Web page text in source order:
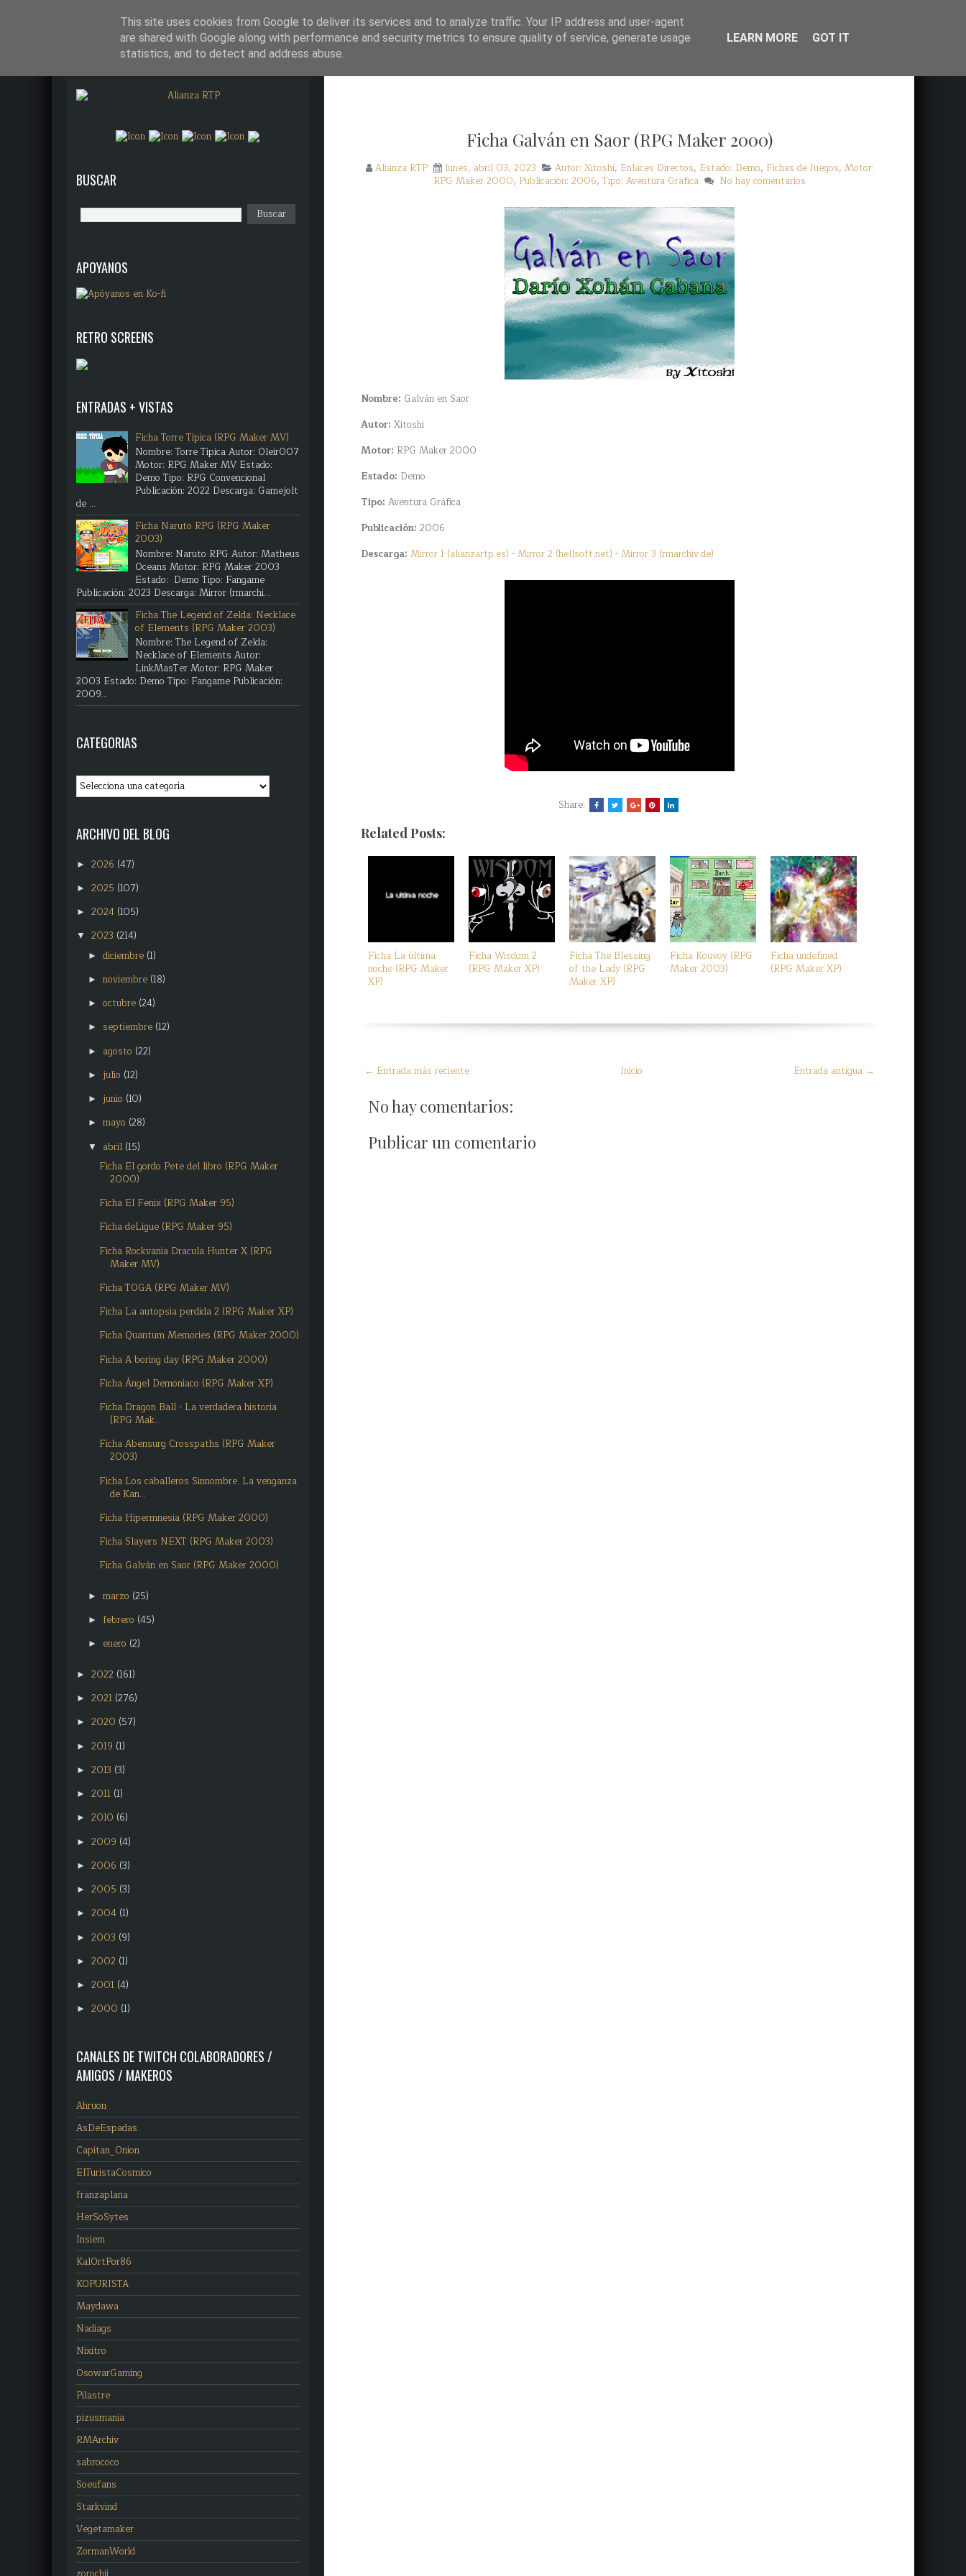
Ficha Galván en Saor (RPG Maker 2000)
Alianza RTP lunes, abril 03, 2023 Autor: Xitoshi, Enlaces Directos, Estado: Demo, Fichas de Juegos, Motor:
RPG Maker 2000, Publicación: 2006,Tipo: Aventura Gráfica No hay comentarios
Nombre: Galván en Saor
Autor: Xitoshi
Motor: RPG Maker 2000
Estado: Demo
Tipo: Aventura Gráfica
Publicación: 2006
Descarga: Mirror 1 (alianzartp.es) -Mirror 2 (hellsoft.net) -Mirror 3 (rmarchiv.de)
Share:
Related Posts:
Ficha La última
noche (RPG Maker
XP)
Ficha Wisdom 2
(RPG Maker XP)
Ficha The Blessing
of the Lady (RPG
Maker XP)
Ficha Kouvoy (RPG
Maker 2003)
Ficha undefined
(RPG Maker XP)
← Entrada más reciente Entrada antigua →
Inicio
No hay comentarios:
Publicar un comentario
BUSCAR
APOYANOS
RETRO SCREENS
ENTRADAS + VISTAS
Ficha Torre Típica (RPG Maker MV)
Nombre: Torre Típica Autor: Oleir007
Motor: RPG Maker MV Estado:
Demo Tipo: RPG Convencional
Publicación: 2022 Descarga: Gamejolt
de ...
Ficha Naruto RPG (RPG Maker
2003)
Nombre: Naruto RPG Autor: Matheus
Oceans Motor: RPG Maker 2003
Estado: Demo Tipo: Fangame
Publicación: 2023 Descarga: Mirror (rmarchi...
Ficha The Legend of Zelda: Necklace
of Elements (RPG Maker 2003)
Nombre: The Legend of Zelda:
Necklace of Elements Autor:
LinkMasTer Motor: RPG Maker
2003 Estado: Demo Tipo: Fangame Publicación:
2009...
CATEGORIAS
ARCHIVO DEL BLOG
► 2026 (47)
► 2025 (107)
► 2024 (105)
▼ 2023 (214)
► diciembre (1)
► noviembre (18)
► octubre (24)
► septiembre (12)
► agosto (22)
► julio (12)
► junio (10)
► mayo (28)
▼ abril (15)
Ficha El gordo Pete del libro (RPG Maker
2000)
Ficha El Fenix (RPG Maker 95)
Ficha deLigue (RPG Maker 95)
Ficha Rockvania Dracula Hunter X (RPG
Maker MV)
Ficha TOGA (RPG Maker MV)
Ficha La autopsia perdida 2 (RPG Maker XP)
Ficha Quantum Memories (RPG Maker 2000)
Ficha A boring day (RPG Maker 2000)
Ficha Ángel Demoníaco (RPG Maker XP)
Ficha Dragon Ball - La verdadera historia
(RPG Mak...
Ficha Abensurg Crosspaths (RPG Maker
2003)
Ficha Los caballeros Sinnombre. La venganza
de Kan...
Ficha Hipermnesia (RPG Maker 2000)
Ficha Slayers NEXT (RPG Maker 2003)
Ficha Galván en Saor (RPG Maker 2000)
► marzo (25)
► febrero (45)
► enero (2)
► 2022 (161)
► 2021 (276)
► 2020 (57)
► 2019 (1)
► 2013 (3)
► 2011 (1)
► 2010 (6)
► 2009 (4)
► 2006 (3)
► 2005 (3)
► 2004 (1)
► 2003 (9)
► 2002 (1)
► 2001 (4)
► 2000 (1)
CANALES DE TWITCH COLABORADORES /
AMIGOS / MAKEROS
Ahruon
AsDeEspadas
Capitan_Onion
ElTuristaCosmico
franzaplana
HerSoSytes
Insiem
KalOrtPor86
KOPURISTA
Maydawa
Nadiags
Nixitro
OsowarGaming
Pilastre
pizusmania
RMArchiv
sabrococo
Soeufans
Starkvind
Vegetamaker
ZormanWorld
This site uses cookies from Google to deliver its services and to analyze traffic. Your IP address and user-agent
are shared with Google along with performance and security metrics to ensure quality of service, generate usage
statistics, and to detect and address abuse.
LEARN MORE GOT IT